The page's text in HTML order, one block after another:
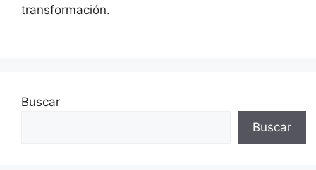
transformación.
Buscar
Buscar